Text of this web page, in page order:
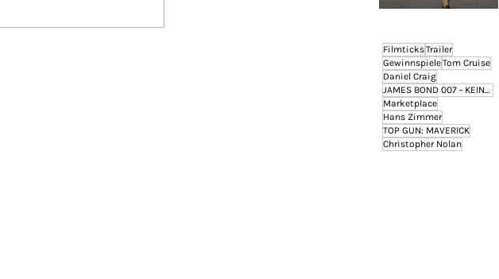
Wiedersehen: Titus
auf Lesereise
FilmticksTrailer
GewinnspieleTom Cruise
Daniel Craig
JAMES BOND 007 - KEINE ZEIT ZU STERBEN
Marketplace
Hans Zimmer
TOP GUN: MAVERICK
Christopher Nolan